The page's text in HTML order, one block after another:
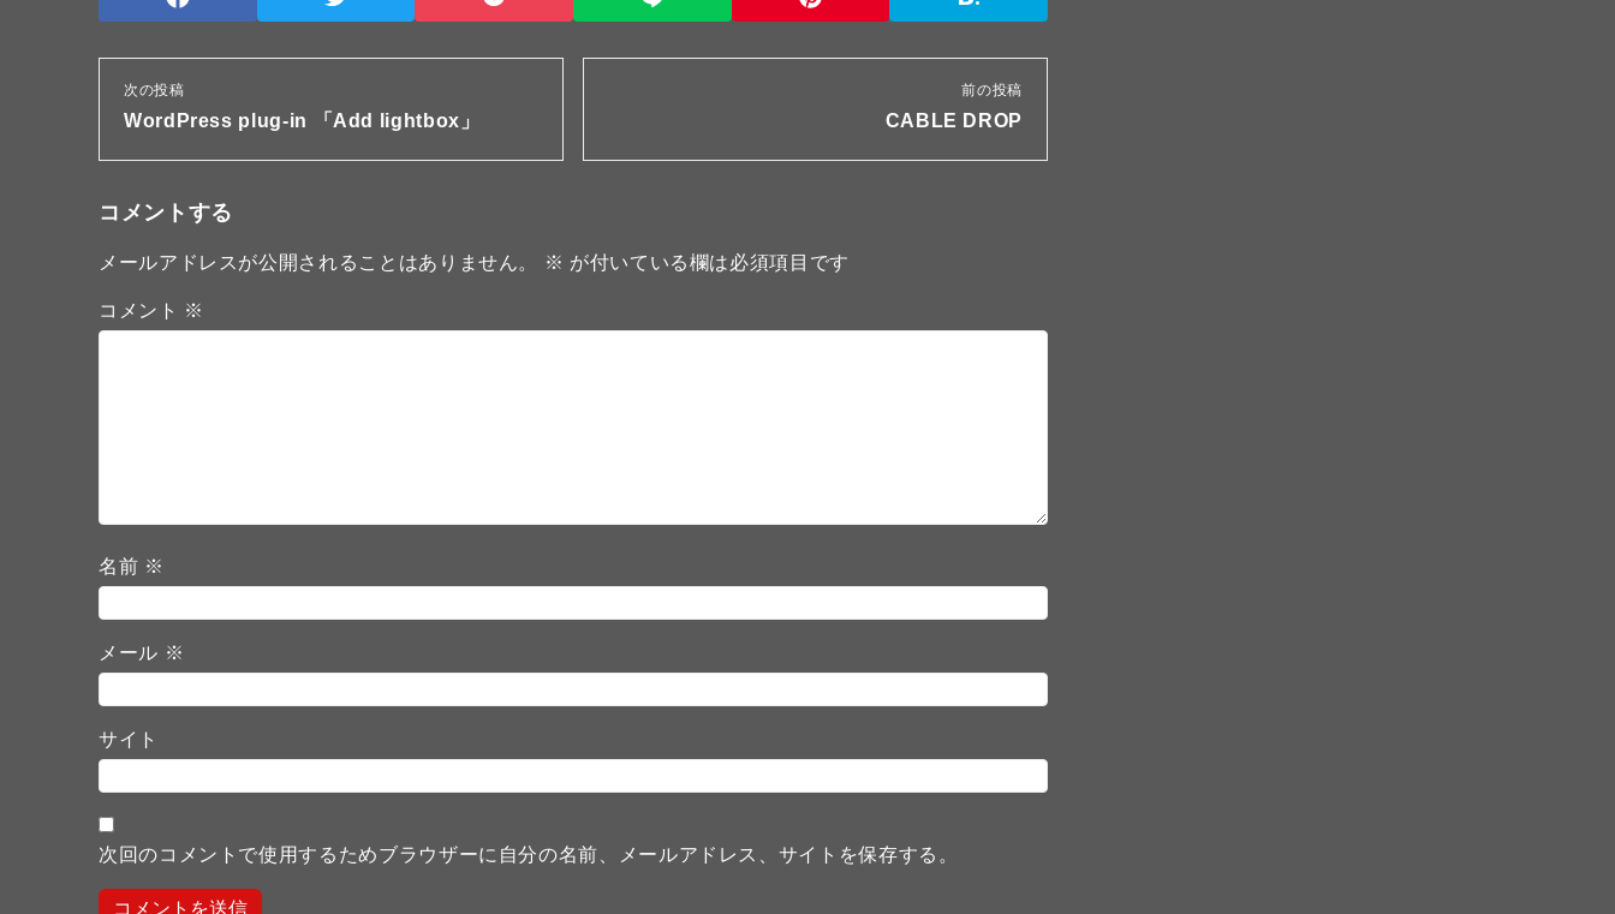
次の投稿
WordPress plug-in 「Add lightbox」
前の投稿
CABLE DROP
コメントする
メールアドレスが公開されることはありません。 ※ が付いている欄は必須項目です
コメント ※
名前 ※
メール ※
サイト
次回のコメントで使用するためブラウザーに自分の名前、メールアドレス、サイトを保存する。